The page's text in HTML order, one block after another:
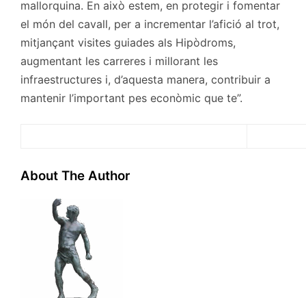
mallorquina. En això estem, en protegir i fomentar
el món del cavall, per a incrementar l’afició al trot,
mitjançant visites guiades als Hipòdroms,
augmentant les carreres i millorant les
infraestructures i, d’aquesta manera, contribuir a
mantenir l’important pes econòmic que te”.
About The Author